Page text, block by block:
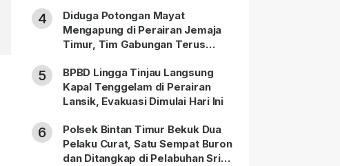
4
Diduga Potongan Mayat
Mengapung di Perairan Jemaja
Timur, Tim Gabungan Terus
5
BPBD Lingga Tinjau Langsung
Kapal Tenggelam di Perairan
Lansik, Evakuasi Dimulai Hari Ini
6
Polsek Bintan Timur Bekuk Dua
Pelaku Curat, Satu Sempat Buron
dan Ditangkap di Pelabuhan Sri